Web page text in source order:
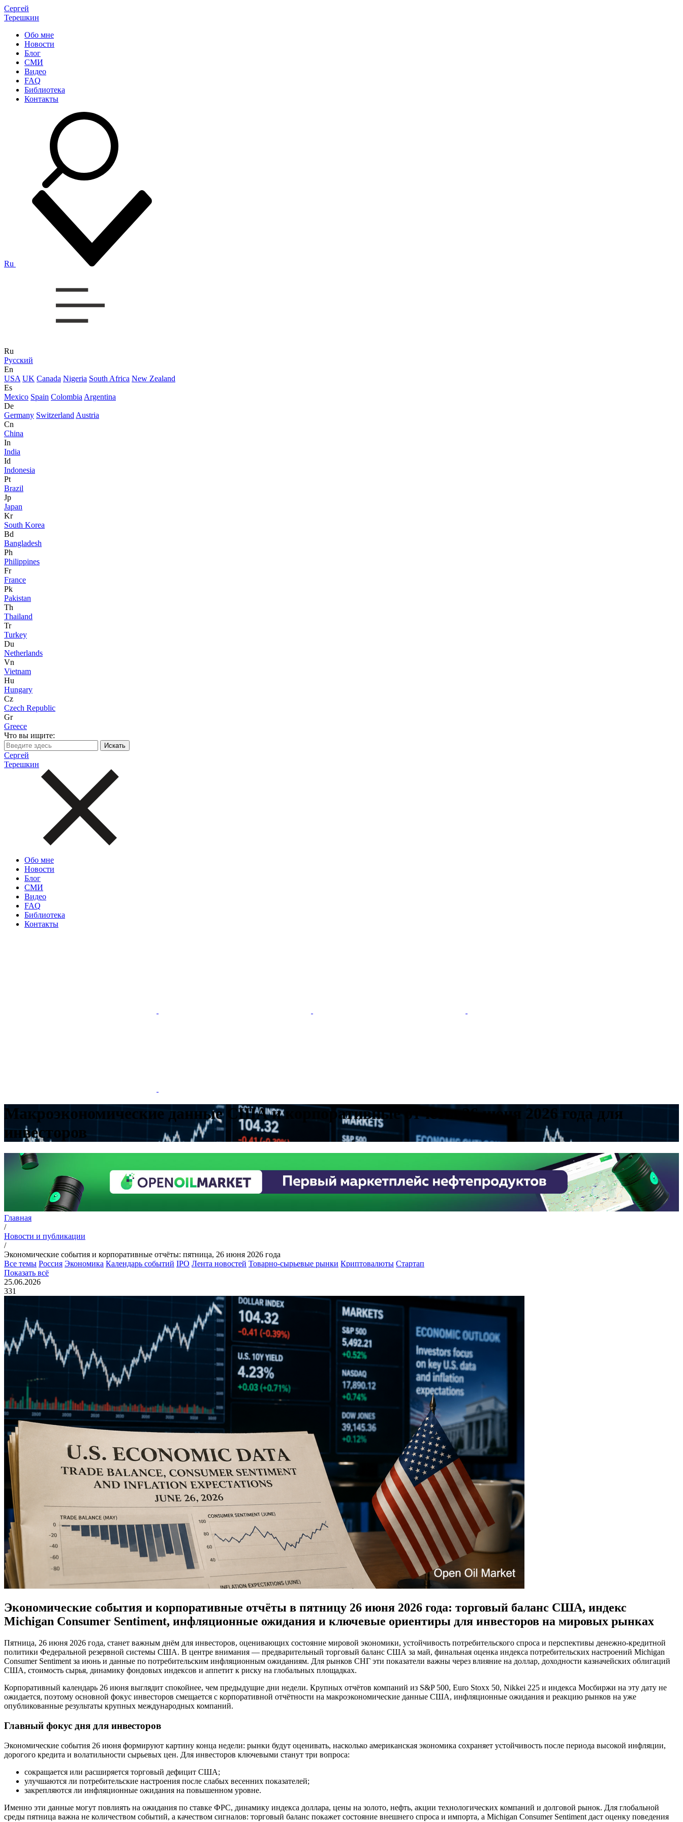
Сергей
Терешкин
Обо мне
Новости
Блог
СМИ
Видео
FAQ
Библиотека
Контакты
Ru
Ru
Русский
En
USA UK Canada Nigeria South Africa New Zealand
Es
Mexico Spain Colombia Argentina
De
Germany Switzerland Austria
Cn
China
In
India
Id
Indonesia
Pt
Brazil
Jp
Japan
Kr
South Korea
Bd
Bangladesh
Ph
Philippines
Fr
France
Pk
Pakistan
Th
Thailand
Tr
Turkey
Du
Netherlands
Vn
Vietnam
Hu
Hungary
Cz
Czech Republic
Gr
Greece
Что вы ищите:
Сергей
Терешкин
Обо мне
Новости
Блог
СМИ
Видео
FAQ
Библиотека
Контакты
Макроэкономические данные США и корпоративные отчёты 26 июня 2026 года для
инвесторов
Главная
/
Новости и публикации
/
Экономические события и корпоративные отчёты: пятница, 26 июня 2026 года
Все темы Россия Экономика Календарь событий IPO Лента новостей Товарно-сырьевые рынки Криптовалюты Стартап
Показать всё
25.06.2026
331
Экономические события и корпоративные отчёты в пятницу 26 июня 2026 года: торговый баланс США, индекс
Michigan Consumer Sentiment, инфляционные ожидания и ключевые ориентиры для инвесторов на мировых рынках
Пятница, 26 июня 2026 года, станет важным днём для инвесторов, оценивающих состояние мировой экономики, устойчивость потребительского спроса и перспективы денежно-кредитной
политики Федеральной резервной системы США. В центре внимания — предварительный торговый баланс США за май, финальная оценка индекса потребительских настроений Michigan
Consumer Sentiment за июнь и данные по потребительским инфляционным ожиданиям. Для рынков СНГ эти показатели важны через влияние на доллар, доходности казначейских облигаций
США, стоимость сырья, динамику фондовых индексов и аппетит к риску на глобальных площадках.
Корпоративный календарь 26 июня выглядит спокойнее, чем предыдущие дни недели. Крупных отчётов компаний из S&P 500, Euro Stoxx 50, Nikkei 225 и индекса Мосбиржи на эту дату не
ожидается, поэтому основной фокус инвесторов смещается с корпоративной отчётности на макроэкономические данные США, инфляционные ожидания и реакцию рынков на уже
опубликованные результаты крупных международных компаний.
Главный фокус дня для инвесторов
Экономические события 26 июня формируют картину конца недели: рынки будут оценивать, насколько американская экономика сохраняет устойчивость после периода высокой инфляции,
дорогого кредита и волатильности сырьевых цен. Для инвесторов ключевыми станут три вопроса:
сокращается или расширяется торговый дефицит США;
улучшаются ли потребительские настроения после слабых весенних показателей;
закрепляются ли инфляционные ожидания на повышенном уровне.
Именно эти данные могут повлиять на ожидания по ставке ФРС, динамику индекса доллара, цены на золото, нефть, акции технологических компаний и долговой рынок. Для глобальной
среды пятница важна не количеством событий, а качеством сигналов: торговый баланс покажет состояние внешнего спроса и импорта, а Michigan Consumer Sentiment даст оценку поведения